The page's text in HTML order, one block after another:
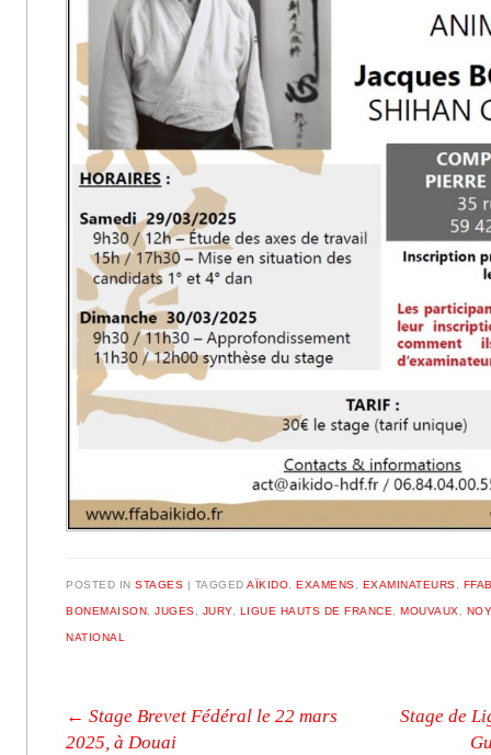
POSTED INSTAGES | TAGGEDAÏKIDO ,EXAMENS EXAMINATEURS
BONEMAISON ,JUGES JURY, LIGUE HAUTS DE FRANCE ,MOUVAUX
NATIONAL
Post navigation
← Stage Brevet Fédéral le 22 mars
2025, à Douai
Stage de